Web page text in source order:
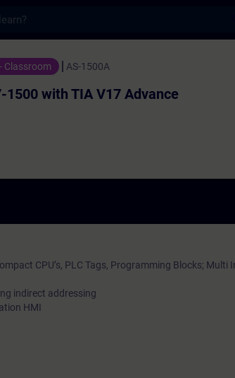
V17 Advance -
Classroom AS-1500A
1500 with TIA V17 Advance
CPU’s, PLC Tags, Programming Blocks; Multi
indirect addressing
HMI